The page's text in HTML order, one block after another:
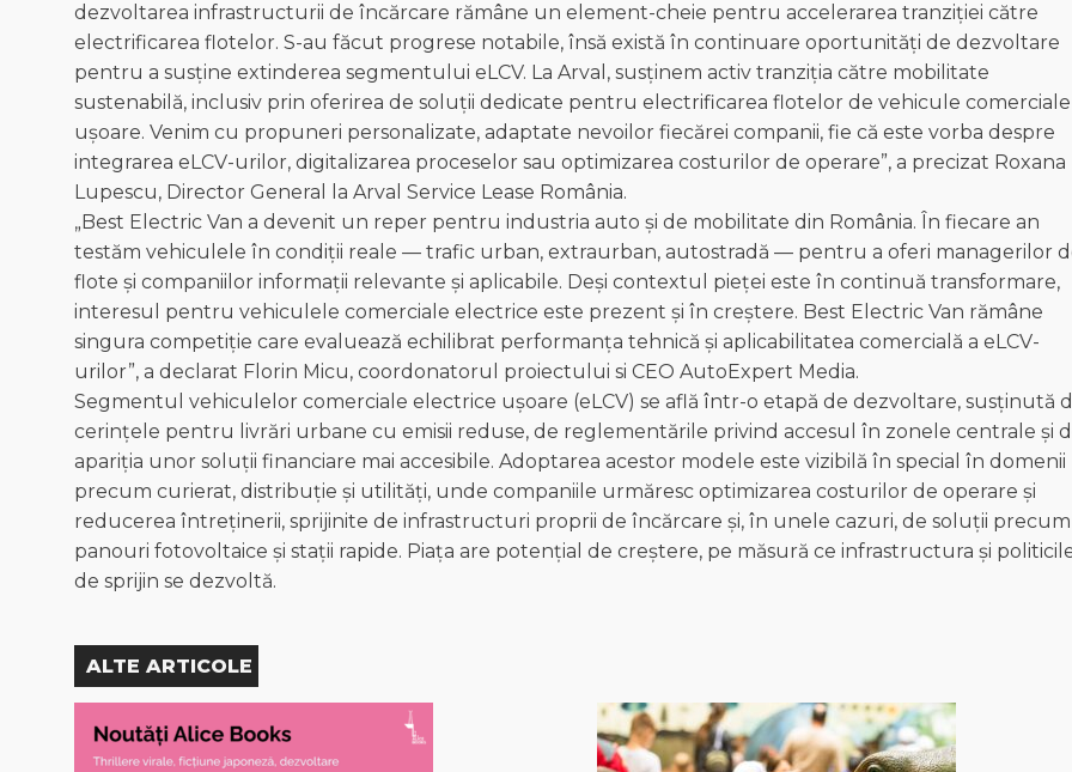
dezvoltarea infrastructurii de încărcare rămâne un element-cheie pentru accelerarea tranziției către
electrificarea flotelor. S-au făcut progrese notabile, însă există în continuare oportunități de dezvoltare
pentru a susține extinderea segmentului eLCV. La Arval, susținem activ tranziția către mobilitate
sustenabilă, inclusiv prin oferirea de soluții dedicate pentru electrificarea flotelor de vehicule comerciale
ușoare. Venim cu propuneri personalizate, adaptate nevoilor fiecărei companii, fie că este vorba despre
integrarea eLCV-urilor, digitalizarea proceselor sau optimizarea costurilor de operare”, a precizat Roxana
Lupescu, Director General la Arval Service Lease România.
„Best Electric Van a devenit un reper pentru industria auto și de mobilitate din România. În fiecare an
testăm vehiculele în condiții reale — trafic urban, extraurban, autostradă — pentru a oferi managerilor
flote și companiilor informații relevante și aplicabile. Deși contextul pieței este în continuă transformare,
interesul pentru vehiculele comerciale electrice este prezent și în creștere. Best Electric Van rămâne
singura competiție care evaluează echilibrat performanța tehnică și aplicabilitatea comercială a eLCV-
urilor”, a declarat Florin Micu, coordonatorul proiectului si CEO AutoExpert Media.
Segmentul vehiculelor comerciale electrice ușoare (eLCV) se află într-o etapă de dezvoltare, susținută
cerințele pentru livrări urbane cu emisii reduse, de reglementările privind accesul în zonele centrale și
apariția unor soluții financiare mai accesibile. Adoptarea acestor modele este vizibilă în special în domenii
precum curierat, distribuție și utilități, unde companiile urmăresc optimizarea costurilor de operare și
reducerea întreținerii, sprijinite de infrastructuri proprii de încărcare și, în unele cazuri, de soluții precum
panouri fotovoltaice și stații rapide. Piața are potențial de creștere, pe măsură ce infrastructura și
de sprijin se dezvoltă.
ALTE ARTICOLE